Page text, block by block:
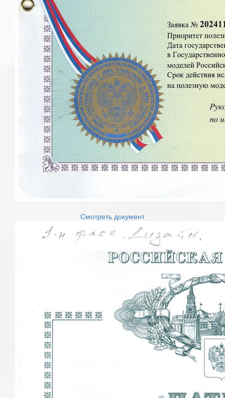
Смотреть документ